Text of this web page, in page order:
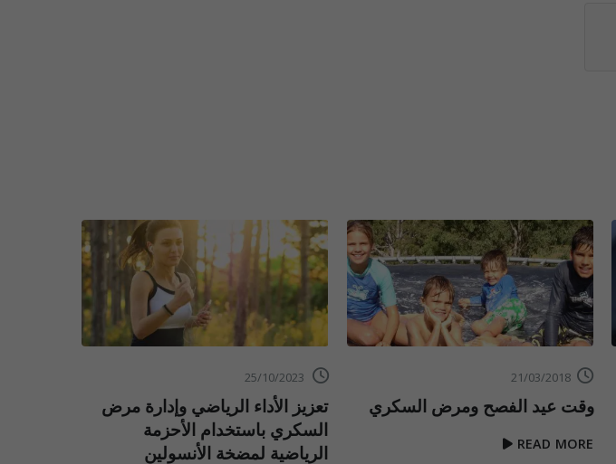
21/03/2018
وقت عيد الفصح ومرض السكري
READ MORE
تعزيز الأداء الرياضي وإدارة مرض
السكري باستخدام الأحزمة
الرياضية لمضخة الأنسولين